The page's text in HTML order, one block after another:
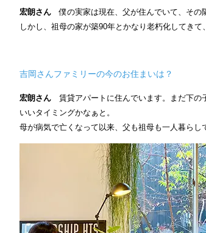
宏朗さん
僕の実家は現在、父が住んでいて、その
しかし、祖母の家が築90年とかなり老朽化してき
吉岡さんファミリーの今のお住まいは？
宏朗さん
賃貸アパートに住んでいます。まだ下
いいタイミングかなぁと。
母が病気で亡くなって以来、父も祖母も一人暮ら